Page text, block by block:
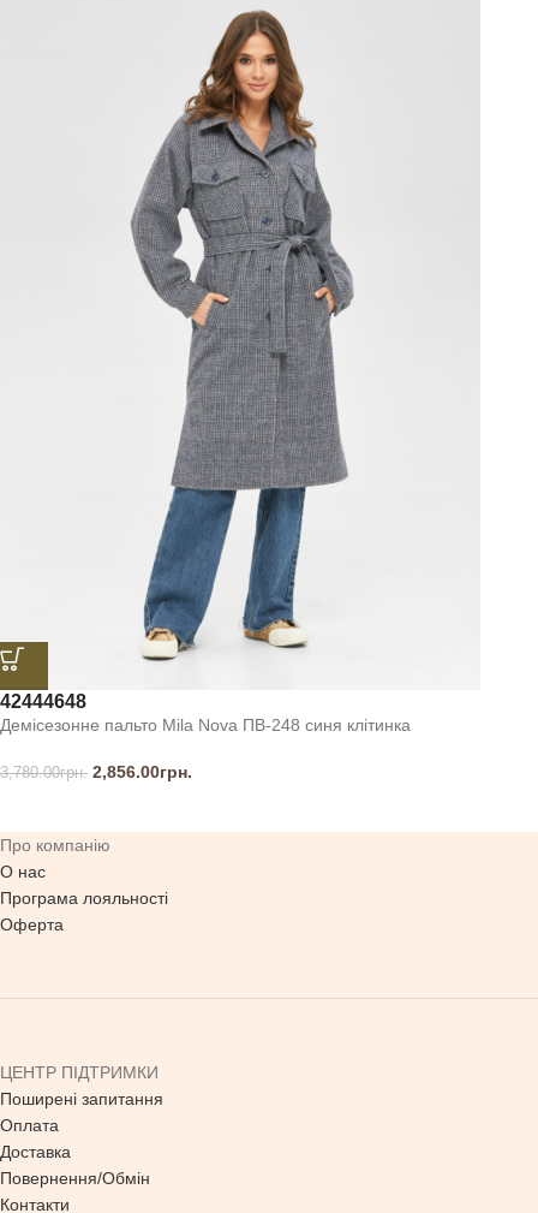
42444648
Демісезонне пальто Mila Nova ПВ-248 синя клітинка
3,780.00грн. 2,856.00грн.
Про компанію
О нас
Програма лояльності
Оферта
ЦЕНТР ПІДТРИМКИ
Поширені запитання
Оплата
Доставка
Повернення/Обмін
Контакти